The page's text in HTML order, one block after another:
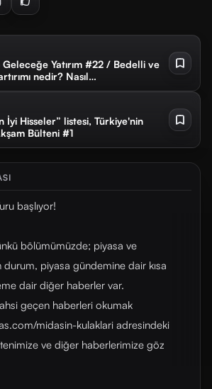
Yatırım #22 / Bedelli ve
nedir? Nasıl
İyi Hisseler” listesi, Türkiye'nin
Bülteni #1
başlıyor!
bölümümüzde; piyasa ve
piyasa gündemine dair kısa
dair diğer haberler var.
geçen haberleri okumak
midasin-kulaklari adresindeki
ve diğer haberlerimize göz